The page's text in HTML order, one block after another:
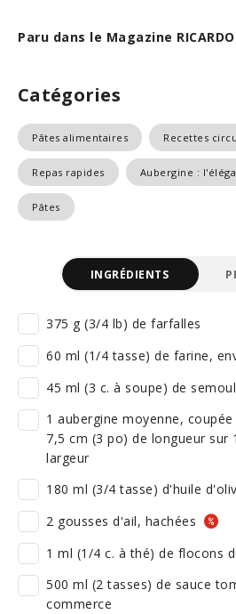
Paru dans le Magazine
Catégories
Pâtes alimentaires Recettes
Repas rapides Aubergine :
Pâtes
INGRÉDIENTS
375 g (3/4 lb) de farfalles
60 ml (1/4 tasse) de farine,
45 ml (3 c. à soupe) de
1 aubergine moyenne,
7,5 cm (3 po) de longueur sur
largeur
180 ml (3/4 tasse) d'huile
2 gousses d'ail, hachées
1 ml (1/4 c. à thé) de flocons
500 ml (2 tasses) de sauce
commerce